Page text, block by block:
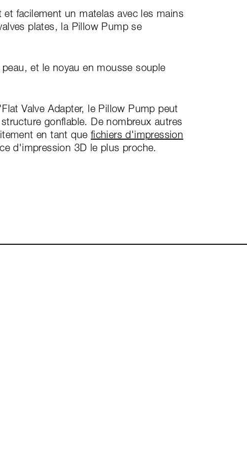
facilement un matelas avec les mains
plates, la Pillow Pump se
et le noyau en mousse souple
Valve Adapter, le Pillow Pump peut
gonflable. De nombreux autres
en tant que fichiers d'impression
d'impression 3D le plus proche.